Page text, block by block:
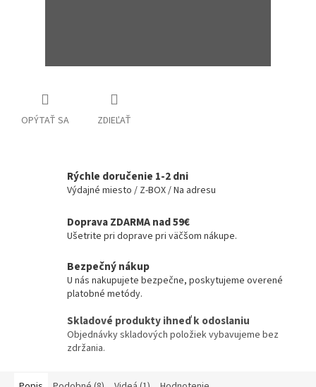
OPÝTAŤ SA ZDIEĽAŤ
Rýchle doručenie 1-2 dni
Výdajné miesto / Z-BOX / Na adresu
Doprava ZDARMA nad 59€
Ušetrite pri doprave pri väčšom nákupe.
Bezpečný nákup
U nás nakupujete bezpečne, poskytujeme overené
platobné metódy.
Skladové produkty ihneď k odoslaniu
Objednávky skladových položiek vybavujeme bez
zdržania.